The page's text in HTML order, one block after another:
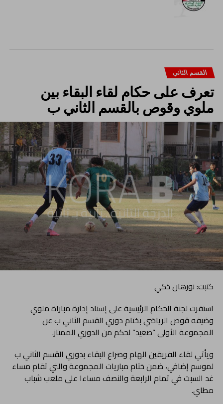
القسم الثاني
تعرف على حكام لقاء البقاء بين
ملوي وقوص بالقسم الثاني ب
كتبت: نورهان ذكي
استقرت لجنة الحكام الرئيسية على إسناد إدارة مباراة ملوي
وضيفه قوص الرياضي بختام دوري القسم الثاني ب عن
المجموعة الأولى “صعيد” لحكم من الدوري الممتاز.
ويأتي لقاء الفريقين الهام وصراع البقاء بدوري القسم الثاني ب
لموسم إضافي، ضمن ختام مباريات المجموعة والتي تقام مساء
غد السبت في تمام الرابعة والنصف مساءا على ملعب شباب
مطاي.